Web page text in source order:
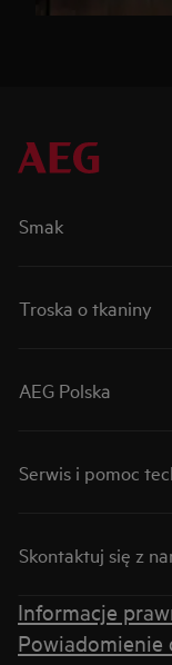
Smak
Troska o tkaniny
AEG Polska
Serwis i pomoc
Skontaktuj się z
Informacje
Powiadomienie